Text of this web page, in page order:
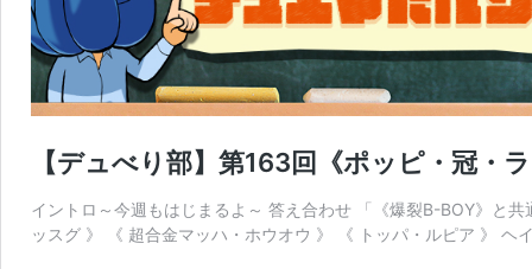
【デュべり部】第163回《ポッピ・冠・
イントロ～今週もはじまるよ～ 答え合わせ 「《爆裂B-BOY》と
ッスグ 》 《 超合金マッハ・ホウオウ 》 《 トッパ・ルピア 》 ヘ